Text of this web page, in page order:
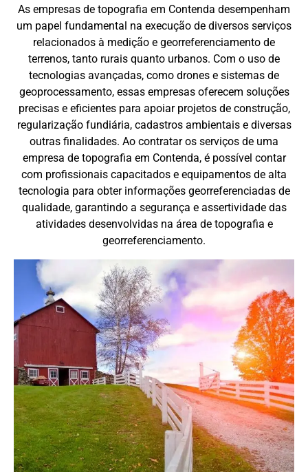
As empresas de topografia em Contenda desempenham
um papel fundamental na execução de diversos serviços
relacionados à medição e georreferenciamento de
terrenos, tanto rurais quanto urbanos. Com o uso de
tecnologias avançadas, como drones e sistemas de
geoprocessamento, essas empresas oferecem soluções
precisas e eficientes para apoiar projetos de construção,
regularização fundiária, cadastros ambientais e diversas
outras finalidades. Ao contratar os serviços de uma
empresa de topografia em Contenda, é possível contar
com profissionais capacitados e equipamentos de alta
tecnologia para obter informações georreferenciadas de
qualidade, garantindo a segurança e assertividade das
atividades desenvolvidas na área de topografia e
georreferenciamento.